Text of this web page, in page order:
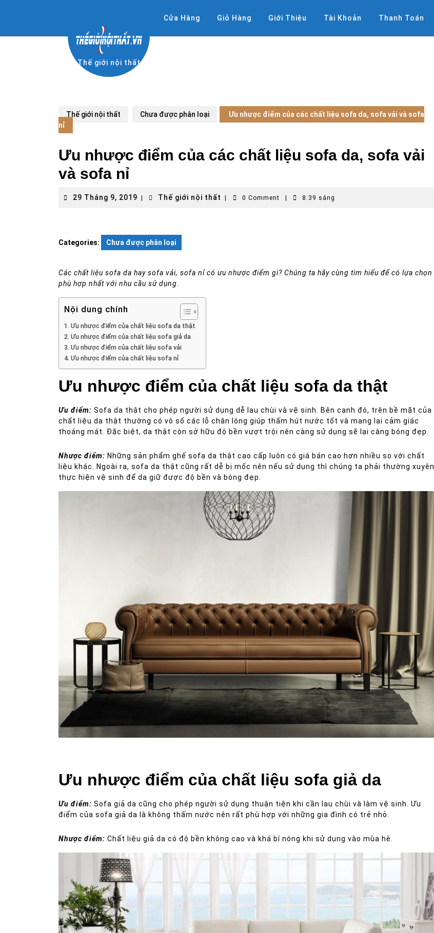
Thế giới nội thất
Cửa Hàng Giỏ Hàng Giới Thiệu Tài Khoản Thanh Toán
Thế giới nội thất Chưa được phân loại
Ưu nhược điểm của các chất liệu sofa da, sofa vải và sofa
nỉ
Ưu nhược điểm của các chất liệu sofa da, sofa vải
và sofa nỉ
29 Tháng 9, 2019 29
Thế giới nội thất Thế
0 Comment 8:39 sáng
Categories: Chưa được phân loại
Các chất liệu sofa da hay sofa vải, sofa nỉ có ưu nhược điểm gì? Chúng ta hãy cùng tìm hiểu để có lựa chọn
phù hợp nhất với nhu cầu sử dụng.
Nội dung chính
Ưu nhược điểm của chất liệu sofa da thật
Ưu nhược điểm của chất liệu sofa giả da
Ưu nhược điểm của chất liệu sofa vải
Ưu nhược điểm của chất liệu sofa nỉ
Ưu nhược điểm của chất liệu sofa da thật
Ưu điểm: Sofa da thật cho phép người sử dụng dễ lau chùi và vệ sinh. Bên cạnh đó, trên bề mặt của
chất liệu da thật thường có vô số các lỗ chân lông giúp thấm hút nước tốt và mang lại cảm giác
thoáng mát. Đặc biệt, da thật còn sở hữu độ bền vượt trội nên càng sử dụng sẽ lại càng bóng đẹp.
Nhược điểm: Những sản phẩm ghế sofa da thật cao cấp luôn có giá bán cao hơn nhiều so với chất
liệu khác. Ngoài ra, sofa da thật cũng rất dễ bị mốc nên nếu sử dụng thì chúng ta phải thường xuyên
thực hiện vệ sinh để da giữ được độ bền và bóng đẹp.
Ưu nhược điểm của chất liệu sofa giả da
Ưu điểm: Sofa giả da cũng cho phép người sử dụng thuận tiện khi cần lau chùi và làm vệ sinh. Ưu
điểm của sofa giả da là không thấm nước nên rất phù hợp với những gia đình có trẻ nhỏ.
Nhược điểm: Chất liệu giả da có độ bền không cao và khá bí nóng khi sử dụng vào mùa hè.